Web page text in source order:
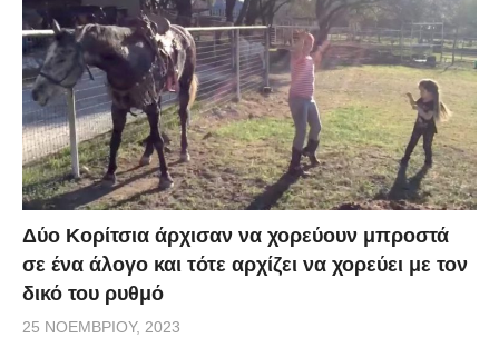
Δύο Κορίτσια άρχισαν να χορεύουν μπροστά
σε ένα άλογο και τότε αρχίζει να χορεύει με τον
δικό του ρυθμό
25 ΝΟΕΜΒΡΊΟΥ, 2023